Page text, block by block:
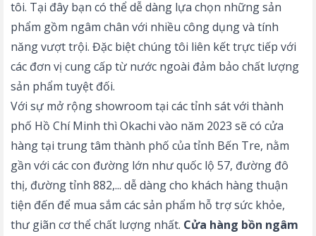
tôi. Tại đây bạn có thể dễ dàng lựa chọn những sản
phẩm gồm ngâm chân với nhiều công dụng và tính
năng vượt trội. Đặc biệt chúng tôi liên kết trực tiếp với
các đơn vị cung cấp từ nước ngoài đảm bảo chất lượng
sản phẩm tuyệt đối.
Với sự mở rộng showroom tại các tỉnh sát với thành
phố Hồ Chí Minh thì Okachi vào năm 2023 sẽ có cửa
hàng tại trung tâm thành phố của tỉnh Bến Tre, nằm
gần với các con đường lớn như quốc lộ 57, đường đô
thị, đường tỉnh 882,... dễ dàng cho khách hàng thuận
tiện đến để mua sắm các sản phẩm hỗ trợ sức khỏe,
thư giãn cơ thể chất lượng nhất. Cửa hàng bồn ngâm